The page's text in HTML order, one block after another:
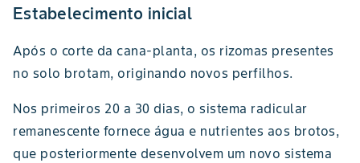
Estabelecimento inicial
Após o corte da cana-planta, os rizomas presentes
no solo brotam, originando novos perfilhos.
Nos primeiros 20 a 30 dias, o sistema radicular
remanescente fornece água e nutrientes aos brotos,
que posteriormente desenvolvem um novo sistema